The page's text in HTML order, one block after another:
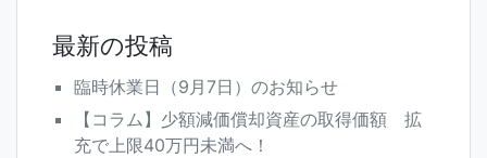
最新の投稿
臨時休業日（9月7日）のお知らせ
【コラム】少額減価償却資産の取得価額 拡
充で上限40万円未満へ！